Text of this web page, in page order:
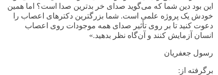
این بود دین شما که می‌گوید صدای خر بدترین صدا است؟ اما همین
خودش یک پروژه علمی است. شما بزرگترین دکترهای اعصاب را
دعوت کنید تا بر روی تأثیر صدای همه موجودات روی اعصاب
انسان آزمایش کنند و آن‌گاه نظر بدهید.»
رسول جعفریان
برگرفته از :